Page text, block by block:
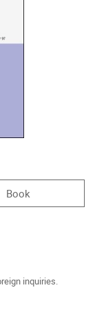
Book
inquiries.